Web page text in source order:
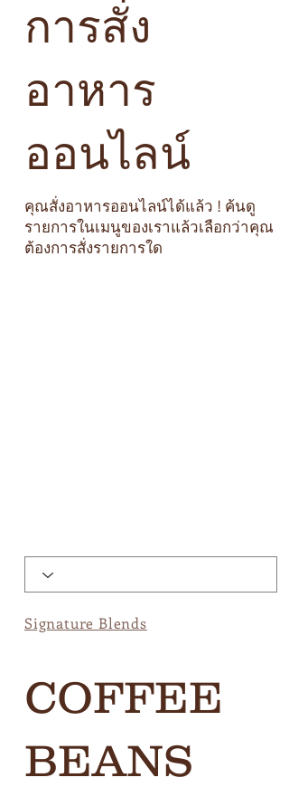
การสั่ง
อาหาร
ออนไลน์
คุณสั่งอาหารออนไลน์ได้แล้ว ! ค้นดู
รายการในเมนูของเราแล้วเลือกว่าคุณ
ต้องการสั่งรายการใด
COFFEE
BEANS
Signature Blends